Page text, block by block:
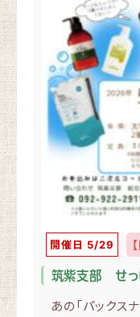
開催日 5/29
筑紫支部 せっ
あの「パックス